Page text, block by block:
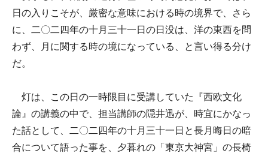
日の入りこそが、厳密な意味における時の境界で、さら
に、二〇二四年の十月三十一日の日没は、洋の東西を問
わず、月に関する時の境になっている、と言い得る分け
だ。
灯は、この日の一時限目に受講していた『西欧文化
論』の講義の中で、担当講師の隠井迅が、時宜にかなっ
た話として、二〇二四年の十月三十一日と長月晦日の暗
合について語った事を、夕暮れの「東京大神宮」の長椅